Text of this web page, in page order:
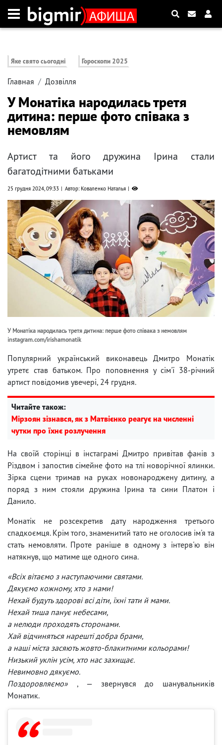
Яке свято сьогодні Гороскопи 2025
Главная Дозвілля
У Монатіка народилась третя
дитина: перше фото співака з
немовлям
Артист та його дружина Ірина стали
багатодітними батьками
25 грудня 2024, 09:33 Автор: Коваленко Наталья
У Монатіка народилась третя дитина: перше фото співака з немовлям
instagram.com/irishamonatik
Популярний український виконавець Дмитро Монатік
утретє став батьком. Про поповнення у сім'ї 38-річний
артист повідомив увечері, 24 грудня.
Читайте також:
Мірзоян зізнався, як з Матвієнко реагує на численні
чутки про їхнє розлучення
На своїй сторінці в інстаграмі Дмитро привітав фанів з
Різдвом і запостив сімейне фото на тлі новорічної ялинки.
Зірка сцени тримав на руках новонароджену дитину, а
поряд з ним стояли дружина Ірина та сини Платон і
Данило.
Монатік не розсекретив дату народження третього
спадкоємця. Крім того, знаменитий тато не оголосив ім'я та
стать немовляти. Проте раніше в одному з інтерв'ю він
натякнув, що матиме ще одного сина.
«Всіх вітаємо з наступаючими святами.
Дякуємо кожному, хто з нами!
Нехай будуть здорові всі діти, їхні тати й мами.
Нехай тиша панує небесами,
а нелюди проходять сторонами.
Хай відчиняться нарешті добра брами,
а наші міста засяють жовто-блакитними кольорами!
Низький уклін усім, хто нас захищає.
Невимовно дякуємо.
Поздоровляємо» , — звернувся до шанувальників
Монатик.